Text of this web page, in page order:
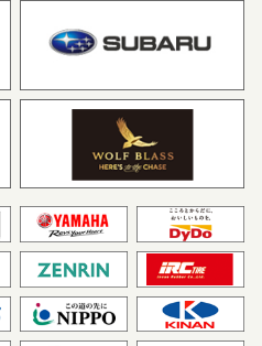
マトリックスパワータグ